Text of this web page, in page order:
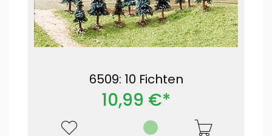
6509: 10 Fichten
10,99 €*